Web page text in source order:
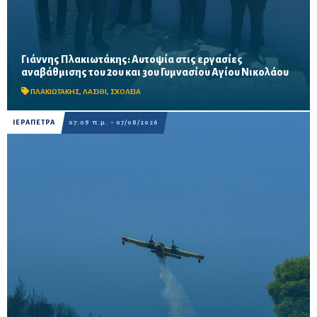
Γιάννης Πλακιωτάκης: Αυτοψία στις εργασίες
αναβάθμισης του 2ου και 3ου Γυμνασίου Αγίου Νικολάου
ΠΛΑΚΙΩΤΑΚΗΣ, ΛΑΣΙΘΙ, ΣΧΟΛΕΙΑ
Οι παρεμβάσεις του προγράμματος «Μαριέττα Γιαννάκου»
αναμένεται να ολοκληρωθούν πριν από τη νέα σχολική χρονιά –
Προβλέπονται ανακαινίσεις αιθουσών, αύλειων και...
ΙΕΡΑΠΕΤΡΑ 07:09 π.μ. - 07/08/2026